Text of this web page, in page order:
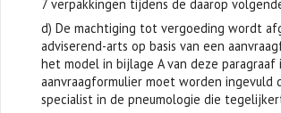
7 verpakkingen tijdens de daarop
d) De machtiging tot vergoeding wordt
adviserend-arts op basis van een
het model in bijlage A van deze paragraaf
aanvraagformulier moet worden ingevuld
specialist in de pneumologie die